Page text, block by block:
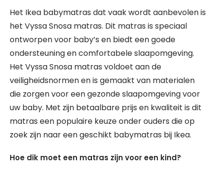
Het Ikea babymatras dat vaak wordt aanbevolen is
het Vyssa Snosa matras. Dit matras is speciaal
ontworpen voor baby’s en biedt een goede
ondersteuning en comfortabele slaapomgeving.
Het Vyssa Snosa matras voldoet aan de
veiligheidsnormen en is gemaakt van materialen
die zorgen voor een gezonde slaapomgeving voor
uw baby. Met zijn betaalbare prijs en kwaliteit is dit
matras een populaire keuze onder ouders die op
zoek zijn naar een geschikt babymatras bij Ikea.
Hoe dik moet een matras zijn voor een kind?